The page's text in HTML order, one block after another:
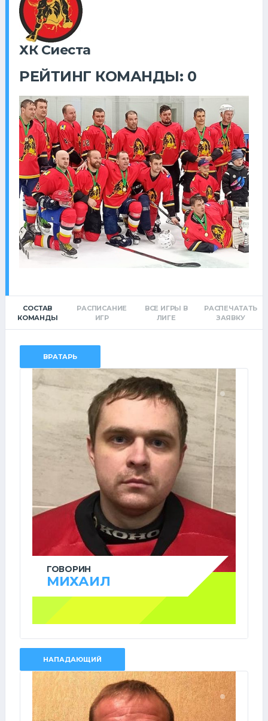
ХК Сиеста
РЕЙТИНГ КОМАНДЫ: 0
СОСТАВ
КОМАНДЫ
РАСПИСАНИЕ
ИГР
ВСЕ ИГРЫ В
ЛИГЕ
РАСПЕЧАТАТЬ
ЗАЯВКУ
ВРАТАРЬ
ГОВОРИН
МИХАИЛ
НАПАДАЮЩИЙ